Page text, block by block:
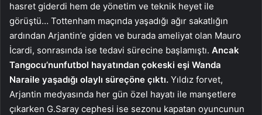
hasret giderdi hem de yönetim ve teknik heyet ile
görüştü… Tottenham maçında yaşadığı ağır sakatlığın
ardından Arjantin’e giden ve burada ameliyat olan Mauro
İcardi, sonrasında ise tedavi sürecine başlamıştı. Ancak
Tangocu’nunfutbol hayatından çokeski eşi Wanda
Naraile yaşadığı olaylı süreçöne çıktı. Yıldız forvet,
Arjantin medyasında her gün özel hayatı ile manşetlere
çıkarken G.Saray cephesi ise sezonu kapatan oyuncunun